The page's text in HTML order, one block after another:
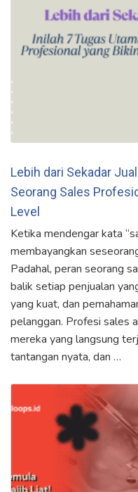
Lebih dari Sekadar
Seorang Sales
Level
Ketika mendengar kata
membayangkan
Padahal, peran seorang
balik setiap penjualan
yang kuat, dan
pelanggan. Profesi sales
mereka yang langsung
tantangan nyata, dan …